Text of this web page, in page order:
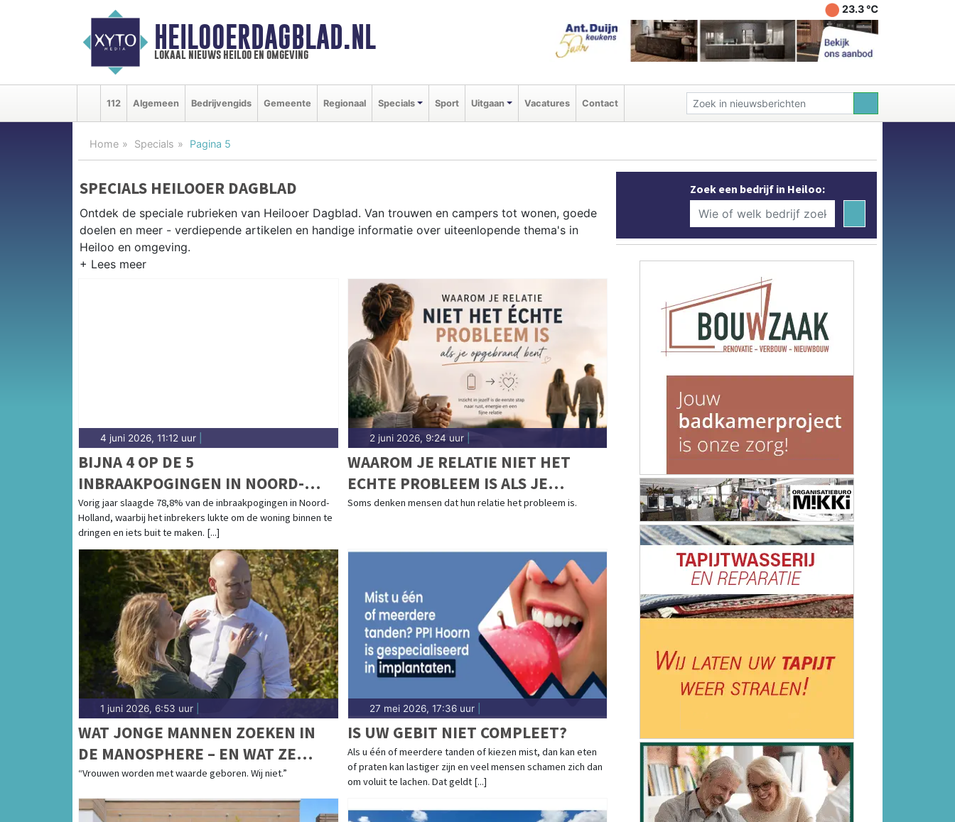
HEILOOERDAGBLAD.NL
lokaal nieuws heiloo en omgeving
23.3 ℃
112 Algemeen Bedrijvengids Gemeente Regionaal Specials Sport Uitgaan Vacatures Contact
Home Specials Pagina 5
SPECIALS HEILOOER DAGBLAD
Ontdek de speciale rubrieken van Heilooer Dagblad. Van trouwen en campers tot wonen, goede
doelen en meer - verdiepende artikelen en handige informatie over uiteenlopende thema's in
Heiloo en omgeving.
4 juni 2026, 11:12 uur
BIJNA 4 OP DE 5
INBRAAKPOGINGEN IN NOORD-
HOLLAND SUCCESVOL
Vorig jaar slaagde 78,8% van de inbraakpogingen in Noord-
Holland, waarbij het inbrekers lukte om de woning binnen te
dringen en iets buit te maken. [...]
2 juni 2026, 9:24 uur|
WAAROM JE RELATIE NIET HET
ECHTE PROBLEEM IS ALS JE
OPGEBRAND BENT
Soms denken mensen dat hun relatie het probleem is.
1 juni 2026, 6:53 uur
WAT JONGE MANNEN ZOEKEN IN
DE MANOSPHERE – EN WAT ZE
EIGENLIJK MISSEN
“Vrouwen worden met waarde geboren. Wij niet.”
27 mei 2026, 17:36 uur|
IS UW GEBIT NIET COMPLEET?
Als u één of meerdere tanden of kiezen mist, dan kan eten
of praten kan lastiger zijn en veel mensen schamen zich dan
om voluit te lachen. Dat geldt [...]
Zoek een bedrijf in Heiloo: